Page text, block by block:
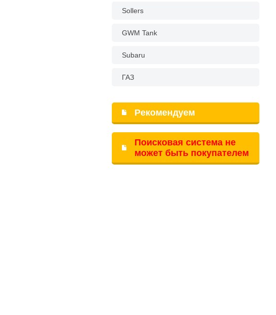
Sollers
GWM Tank
Subaru
ГАЗ
Рекомендуем
Поисковая система не
может быть покупателем